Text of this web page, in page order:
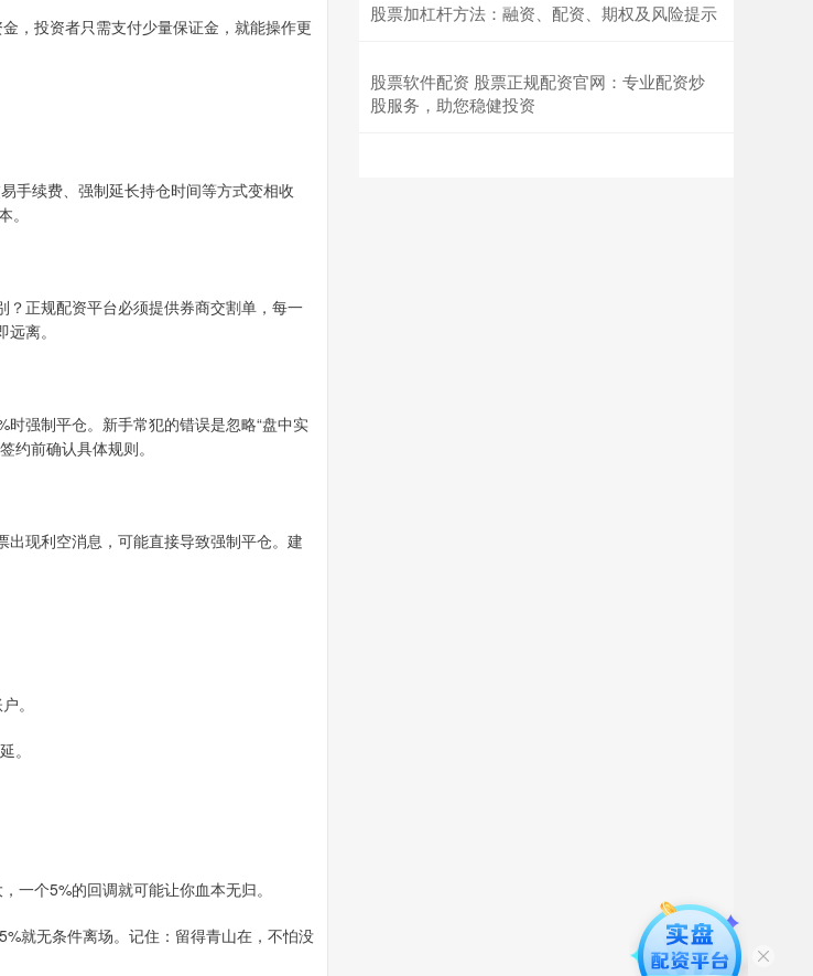
，投资者只需支付少量保证金，就能操作更
手续费、强制延长持仓时间等方式变相收
正规配资平台必须提供券商交割单，每一
离。
强制平仓。新手常犯的错误是忽略“盘中实
前确认具体规则。
现利空消息，可能直接导致强制平仓。建
。
。
一个5%的回调就可能让你血本无归。
就无条件离场。记住：留得青山在，不怕没
股票加杠杆方法：融资、配资、期权及风险提示
股票软件配资 股票正规配资官网：专业配资炒
股服务，助您稳健投资